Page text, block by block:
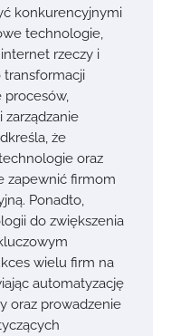
konkurencyjnymi
technologie,
rzeczy i
transformacji
procesów,
zarządzanie
że
oraz
zapewnić firmom
Ponadto,
do zwiększenia
wielu firm na
automatyzację
oraz prowadzenie